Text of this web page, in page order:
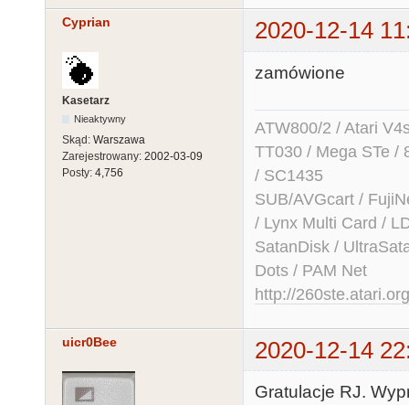
Cyprian 2020-12-14
Kasetarz
Nieaktywny
Skąd: Warszawa
Zarejestrowany: 2002-03-09
Posty: 4,756
zamówione
ATW800/2 / Atari
TT030 / Mega STe /
/ SC1435
SUB/AVGcart /
/ Lynx Multi Card /
SatanDisk /
Dots / PAM Net
http://260ste.atari.org
uicr0Bee 2020-12-14
Gratulacje RJ.